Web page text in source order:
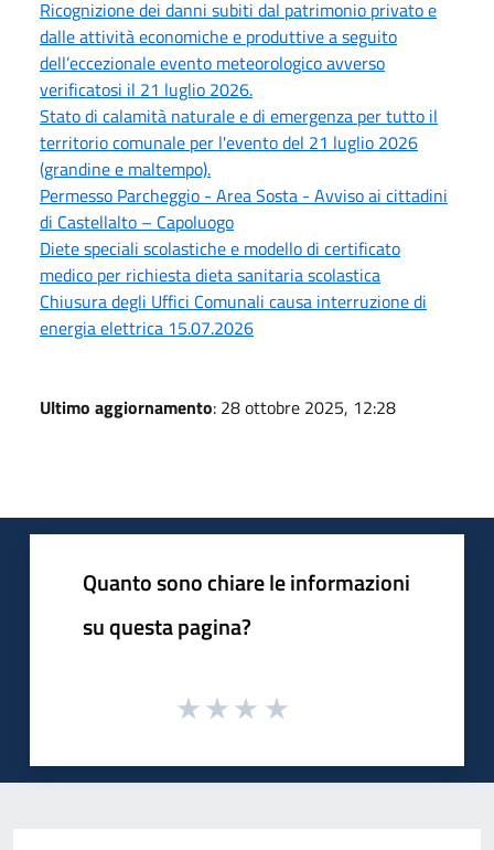
Ricognizione dei danni subiti dal patrimonio privato e
dalle attività economiche e produttive a seguito
dell’eccezionale evento meteorologico avverso
verificatosi il 21 luglio 2026.
Stato di calamità naturale e di emergenza per tutto il
territorio comunale per l'evento del 21 luglio 2026
(grandine e maltempo).
Permesso Parcheggio - Area Sosta - Avviso ai cittadini
di Castellalto – Capoluogo
Diete speciali scolastiche e modello di certificato
medico per richiesta dieta sanitaria scolastica
Chiusura degli Uffici Comunali causa interruzione di
energia elettrica 15.07.2026
Ultimo aggiornamento: 28 ottobre 2025, 12:28
Quanto sono chiare le informazioni
su questa pagina?